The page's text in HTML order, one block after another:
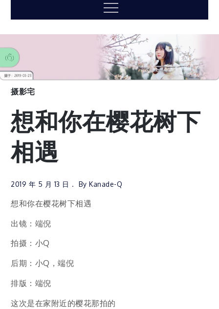
Menu
摄影宅
想和你在樱花树下
相遇
2019 年 5 月 13 日 ByKanade-Q
想和你在樱花树下相遇
出镜：端倪
拍摄：小Q
后期：小Q，端倪
排版：端倪
这次是在家附近的樱花那拍的